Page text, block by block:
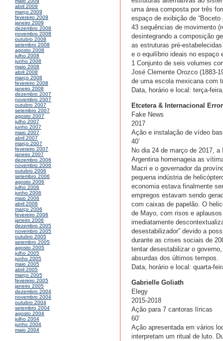
abril 2009
março 2009
fevereiro 2009
janeiro 2009
dezembro 2008
novembro 2008
outubro 2008
setembro 2008
agosto 2008
julho 2008
junho 2008
maio 2008
abril 2008
março 2008
fevereiro 2008
janeiro 2008
dezembro 2007
novembro 2007
outubro 2007
setembro 2007
agosto 2007
julho 2007
junho 2007
maio 2007
abril 2007
março 2007
fevereiro 2007
janeiro 2007
dezembro 2006
novembro 2006
outubro 2006
setembro 2006
agosto 2006
julho 2006
junho 2006
maio 2006
abril 2006
março 2006
fevereiro 2006
janeiro 2006
dezembro 2005
novembro 2005
outubro 2005
setembro 2005
agosto 2005
julho 2005
junho 2005
maio 2005
abril 2005
março 2005
fevereiro 2005
janeiro 2005
dezembro 2004
novembro 2004
outubro 2004
setembro 2004
agosto 2004
julho 2004
junho 2004
maio 2004
uma área composta por três
espaço de exibição de
43 sequências de movimento
desintegrando a composição
as estruturas pré-
e o equilíbrio ideais no espaço
1 Conjunto de seis volumes
José Clemente Orozco (1883-
de uma escola mexicana com
Data, horário e local: terça-
Etcetera & Internacional
Fake News
2017
Ação e instalação de vídeo
40’
No dia 24 de março de 2017,
Argentina homenageia as
Macri e o governador da
pequena indústria de
economia estava finalmente
empregos estavam sendo
com caixas de papelão. O
de Mayo, com risos e
imediatamente
desestabilizador” devido a
durante as crises sociais de
tentar desestabilizar o
absurdas dos últimos tempos.
Data, horário e local: quarta-
Gabrielle Goliath
Elegy
2015-2018
Ação para 7 cantoras líricas
60’
Ação apresentada em vários
interpretam um ritual de luto.